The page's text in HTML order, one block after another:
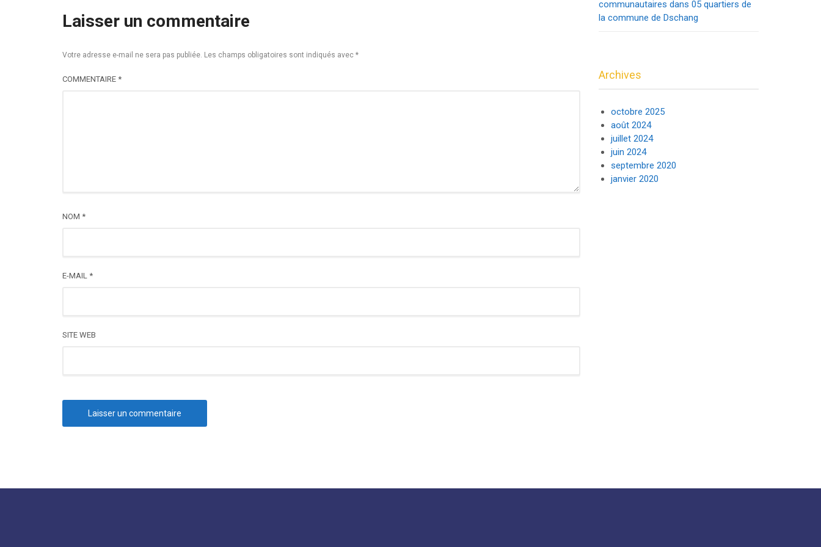
Laisser un commentaire
Votre adresse e-mail ne sera pas publiée. Les champs obligatoires sont indiqués avec *
COMMENTAIRE *
NOM *
E-MAIL *
SITE WEB
communautaires dans 05 quartiers de
la commune de Dschang
Archives
octobre 2025
août 2024
juillet 2024
juin 2024
septembre 2020
janvier 2020